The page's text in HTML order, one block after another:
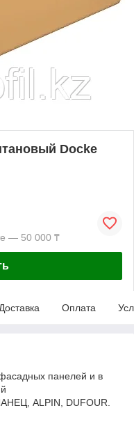
Docke
— 50 000 ₸
Доставка Оплата
панелей и в
ALPIN, DUFOUR.